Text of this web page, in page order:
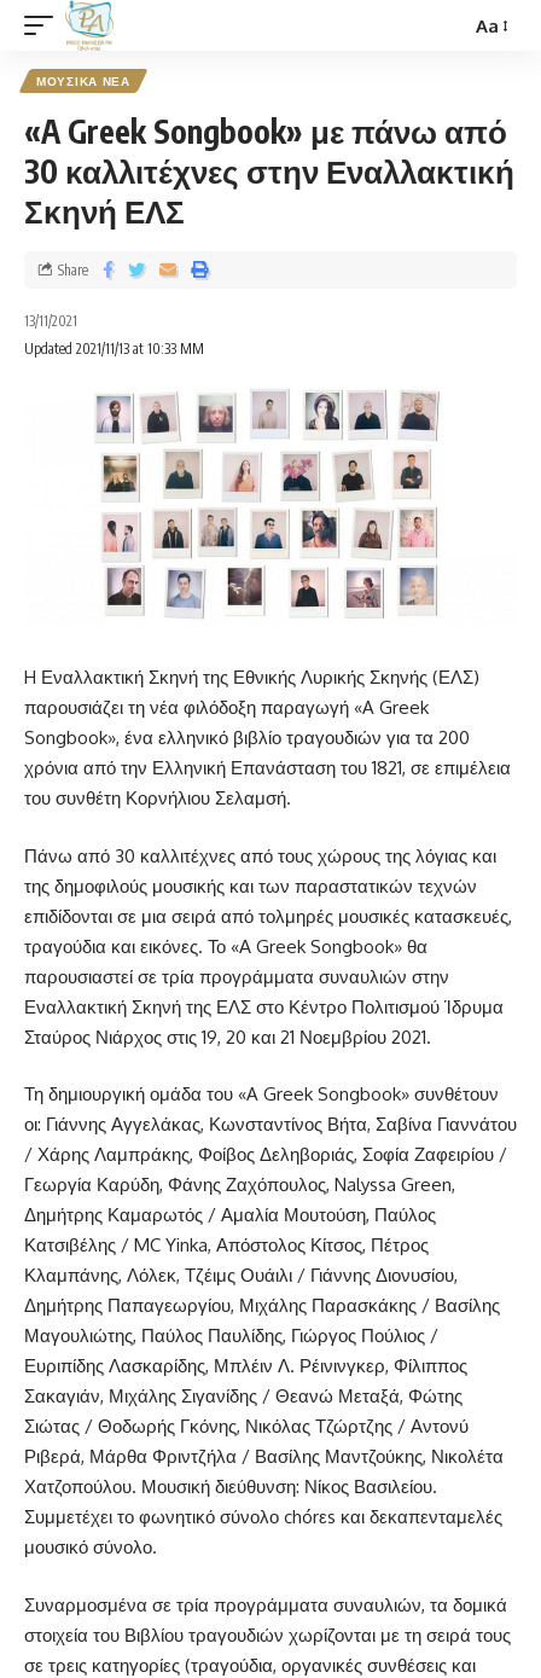
Aa
ΜΟΥΣΙΚΑ ΝΕΑ
«A Greek Songbook» με πάνω από
30 καλλιτέχνες στην Εναλλακτική
Σκηνή ΕΛΣ
13/11/2021
Updated 2021/11/13 at 10:33 ΜΜ
Share
H Εναλλακτική Σκηνή της Εθνικής Λυρικής Σκηνής (ΕΛΣ)
παρουσιάζει τη νέα φιλόδοξη παραγωγή «A Greek
Songbook», ένα ελληνικό βιβλίο τραγουδιών για τα 200
χρόνια από την Ελληνική Επανάσταση του 1821, σε επιμέλεια
του συνθέτη Κορνήλιου Σελαμσή.
Πάνω από 30 καλλιτέχνες από τους χώρους της λόγιας και
της δημοφιλούς μουσικής και των παραστατικών τεχνών
επιδίδονται σε μια σειρά από τολμηρές μουσικές κατασκευές,
τραγούδια και εικόνες. Το «Α Greek Songbook» θα
παρουσιαστεί σε τρία προγράμματα συναυλιών στην
Εναλλακτική Σκηνή της ΕΛΣ στο Κέντρο Πολιτισμού Ίδρυμα
Σταύρος Νιάρχος στις 19, 20 και 21 Νοεμβρίου 2021.
Τη δημιουργική ομάδα του «A Greek Songbook» συνθέτουν
οι: Γιάννης Αγγελάκας, Κωνσταντίνος Βήτα, Σαβίνα Γιαννάτου
/ Χάρης Λαμπράκης, Φοίβος Δεληβοριάς, Σοφία Ζαφειρίου /
Γεωργία Καρύδη, Φάνης Ζαχόπουλος, Nalyssa Green,
Δημήτρης Καμαρωτός / Αμαλία Μουτούση, Παύλος
Κατσιβέλης / MC Yinka, Απόστολος Κίτσος, Πέτρος
Κλαμπάνης, Λόλεκ, Τζέιμς Ουάιλι / Γιάννης Διονυσίου,
Δημήτρης Παπαγεωργίου, Μιχάλης Παρασκάκης / Βασίλης
Μαγουλιώτης, Παύλος Παυλίδης, Γιώργος Πούλιος /
Ευριπίδης Λασκαρίδης, Μπλέιν Λ. Ρέινινγκερ, Φίλιππος
Σακαγιάν, Μιχάλης Σιγανίδης / Θεανώ Μεταξά, Φώτης
Σιώτας / Θοδωρής Γκόνης, Νικόλας Τζώρτζης / Αντονύ
Ριβερά, Μάρθα Φριντζήλα / Βασίλης Μαντζούκης, Νικολέτα
Χατζοπούλου. Μουσική διεύθυνση: Νίκος Βασιλείου.
Συμμετέχει το φωνητικό σύνολο chórεs και δεκαπενταμελές
μουσικό σύνολο.
Συναρμοσμένα σε τρία προγράμματα συναυλιών, τα δομικά
στοιχεία του Βιβλίου τραγουδιών χωρίζονται με τη σειρά τους
σε τρεις κατηγορίες (τραγούδια, οργανικές συνθέσεις και